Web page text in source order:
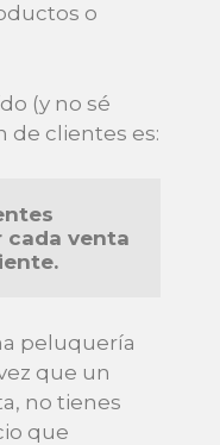
o
(y no sé
de clientes es:
cada venta
peluquería
que un
no tienes
que